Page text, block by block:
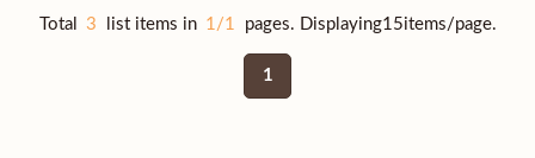
Total 3 list items in 1/1 pages. Displaying15items/page.
1